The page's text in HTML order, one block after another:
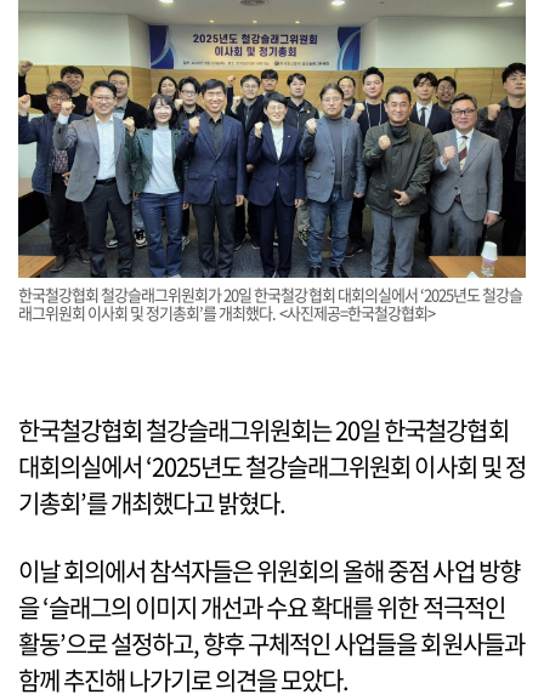
한국철강협회 철강슬래그위원회가 20일 한국철강협회 대회의실에서 ‘2025년도 철강슬
래그위원회 이사회 및 정기총회’를 개최했다. <사진제공=한국철강협회>
한국철강협회 철강슬래그위원회는 20일 한국철강협회
대회의실에서 ‘2025년도 철강슬래그위원회 이사회 및 정
기총회’를 개최했다고 밝혔다.
이날 회의에서 참석자들은 위원회의 올해 중점 사업 방향
을 ‘슬래그의 이미지 개선과 수요 확대를 위한 적극적인
활동’으로 설정하고, 향후 구체적인 사업들을 회원사들과
함께 추진해 나가기로 의견을 모았다.